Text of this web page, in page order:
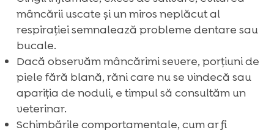
mâncării uscate și un miros neplăcut al
respirației semnalează probleme dentare sau
bucale.
Dacă observăm mâncărimi severe, porțiuni de
piele fără blană, răni care nu se vindecă sau
apariția de noduli, e timpul să consultăm un
veterinar.
Schimbările comportamentale, cum ar fi